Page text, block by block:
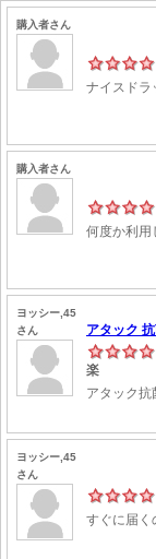
購入者さん
ナイスドラ
購入者さん
何度か利用
ヨッシー,45
さん
アタック
楽
アタック
ヨッシー,45
さん
すぐに届く